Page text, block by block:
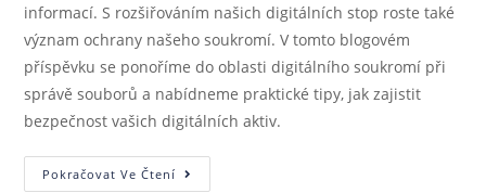
informací. S rozšiřováním našich digitálních stop roste také
význam ochrany našeho soukromí. V tomto blogovém
příspěvku se ponoříme do oblasti digitálního soukromí při
správě souborů a nabídneme praktické tipy, jak zajistit
bezpečnost vašich digitálních aktiv.
Pokračovat Ve Čtení